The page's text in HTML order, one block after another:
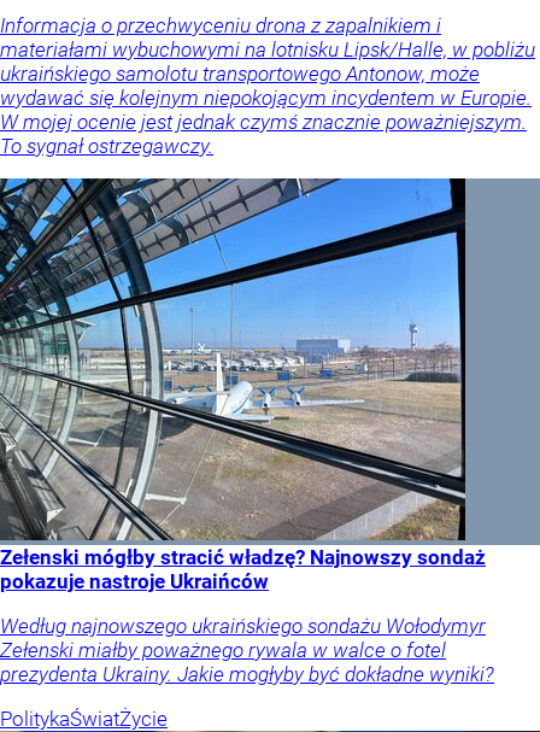
Informacja o przechwyceniu drona z zapalnikiem i
materiałami wybuchowymi na lotnisku Lipsk/Halle, w pobliżu
ukraińskiego samolotu transportowego Antonow, może
wydawać się kolejnym niepokojącym incydentem w Europie.
W mojej ocenie jest jednak czymś znacznie poważniejszym.
To sygnał ostrzegawczy.
Zełenski mógłby stracić władzę? Najnowszy sondaż
pokazuje nastroje Ukraińców
Według najnowszego ukraińskiego sondażu Wołodymyr
Zełenski miałby poważnego rywala w walce o fotel
prezydenta Ukrainy. Jakie mogłyby być dokładne wyniki?
PolitykaŚwiatŻycie